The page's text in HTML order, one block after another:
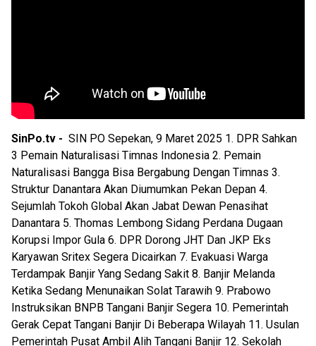
SinPo.tv - SIN PO Sepekan, 9 Maret 2025 1. DPR Sahkan
3 Pemain Naturalisasi Timnas Indonesia 2. Pemain
Naturalisasi Bangga Bisa Bergabung Dengan Timnas 3.
Struktur Danantara Akan Diumumkan Pekan Depan 4.
Sejumlah Tokoh Global Akan Jabat Dewan Penasihat
Danantara 5. Thomas Lembong Sidang Perdana Dugaan
Korupsi Impor Gula 6. DPR Dorong JHT Dan JKP Eks
Karyawan Sritex Segera Dicairkan 7. Evakuasi Warga
Terdampak Banjir Yang Sedang Sakit 8. Banjir Melanda
Ketika Sedang Menunaikan Solat Tarawih 9. Prabowo
Instruksikan BNPB Tangani Banjir Segera 10. Pemerintah
Gerak Cepat Tangani Banjir Di Beberapa Wilayah 11. Usulan
Pemerintah Pusat Ambil Alih Tangani Banjir 12. Sekolah